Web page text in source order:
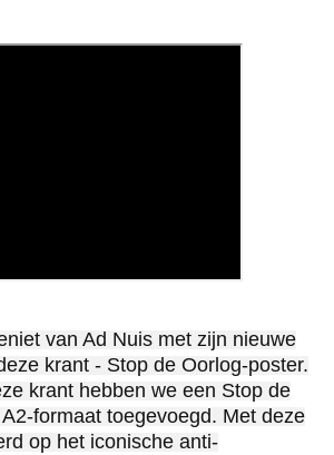
van Ad Nuis met zijn nieuwe
krant - Stop de Oorlog-poster.
krant hebben we een Stop de
formaat toegevoegd. Met deze
op het iconische anti-